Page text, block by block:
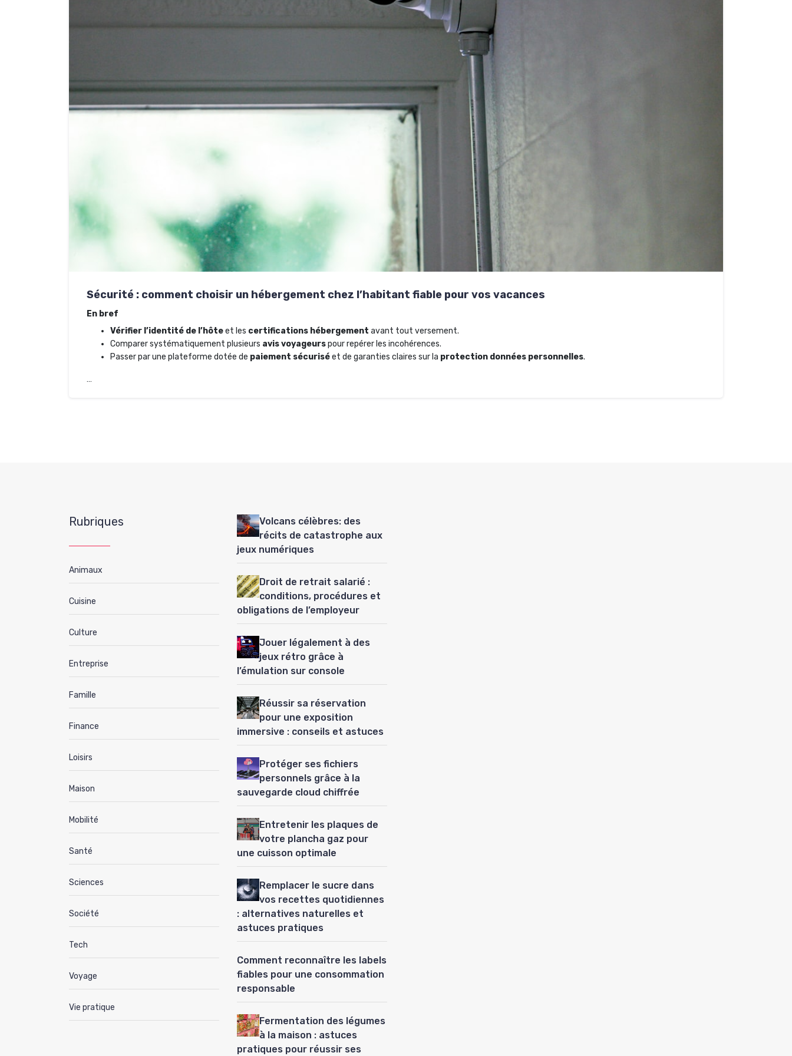
Sécurité : comment choisir un hébergement chez l’habitant fiable pour vos vacances
En bref
Vérifier l’identité de l’hôteet les certifications hébergement avant tout versement.
Comparer systématiquement plusieurs avis voyageurspour repérer les incohérences.
Passer par une plateforme dotée de paiement sécuriséet de garanties claires sur la protection données personnelles.
…
Rubriques
Animaux
Cuisine
Culture
Entreprise
Famille
Finance
Loisirs
Maison
Mobilité
Santé
Sciences
Société
Tech
Voyage
Vie pratique
Volcans célèbres: des
récits de catastrophe aux
jeux numériques
Droit de retrait salarié :
conditions, procédures et
obligations de l’employeur
Jouer légalement à des
jeux rétro grâce à
l’émulation sur console
Réussir sa réservation
pour une exposition
immersive : conseils et astuces
Protéger ses fichiers
personnels grâce à la
sauvegarde cloud chiffrée
Entretenir les plaques de
votre plancha gaz pour
une cuisson optimale
Remplacer le sucre dans
vos recettes quotidiennes
: alternatives naturelles et
astuces pratiques
Comment reconnaître les labels
fiables pour une consommation
responsable
Fermentation des légumes
à la maison : astuces
pratiques pour réussir ses